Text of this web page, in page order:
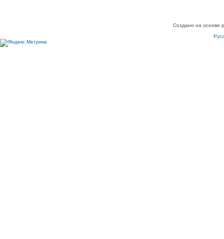
Создано на основе